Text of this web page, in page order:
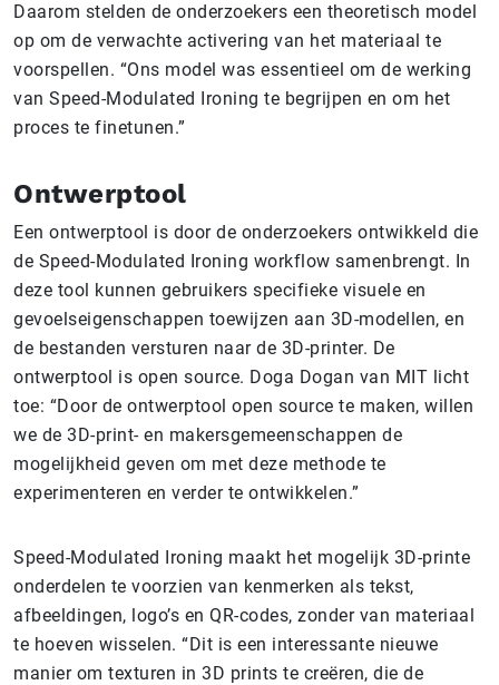
Daarom stelden de onderzoekers een theoretisch model
op om de verwachte activering van het materiaal te
voorspellen. “Ons model was essentieel om de werking
van Speed-Modulated Ironing te begrijpen en om het
proces te finetunen.”
Ontwerptool
Een ontwerptool is door de onderzoekers ontwikkeld die
de Speed-Modulated Ironing workflow samenbrengt. In
deze tool kunnen gebruikers specifieke visuele en
gevoelseigenschappen toewijzen aan 3D-modellen, en
de bestanden versturen naar de 3D-printer. De
ontwerptool is open source. Doga Dogan van MIT licht
toe: “Door de ontwerptool open source te maken, willen
we de 3D-print- en makersgemeenschappen de
mogelijkheid geven om met deze methode te
experimenteren en verder te ontwikkelen.”
Speed-Modulated Ironing maakt het mogelijk 3D-printe
onderdelen te voorzien van kenmerken als tekst,
afbeeldingen, logo’s en QR-codes, zonder van materiaal
te hoeven wisselen. “Dit is een interessante nieuwe
manier om texturen in 3D prints te creëren, die de